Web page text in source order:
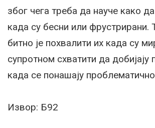
због чега треба да науче како
када су бесни или фрустрирани.
битно је похвалити их када су
супротном схватити да
када се понашају
Извор: Б92